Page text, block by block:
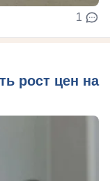
1
рост цен на